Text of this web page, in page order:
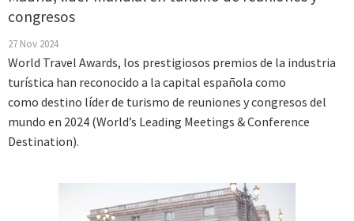
congresos
27 Nov 2024
World Travel Awards, los prestigiosos premios de la industria
turística han reconocido a la capital española como
como destino líder de turismo de reuniones y congresos del
mundo en 2024 (World’s Leading Meetings & Conference
Destination).